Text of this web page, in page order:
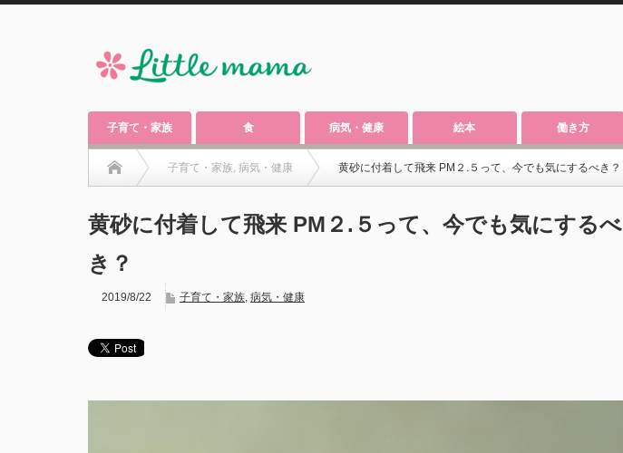
子育て・家族 食 病気・健康 絵本 働き方
子育て・家族, 病気・健康 黄砂に付着して飛来 PM２.５って、今でも気にするべき？
黄砂に付着して飛来 PM２.５って、今でも気にするべ
き？
2019/8/22 子育て・家族, 病気・健康